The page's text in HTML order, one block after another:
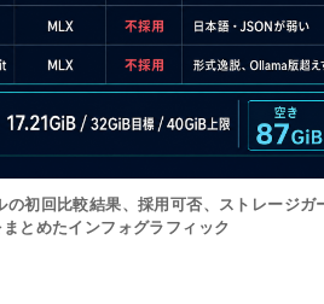
初回比較結果、採用可否、ストレージガ
とめたインフォグラフィック